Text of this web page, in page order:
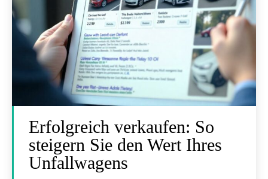
Erfolgreich verkaufen: So
steigern Sie den Wert Ihres
Unfallwagens